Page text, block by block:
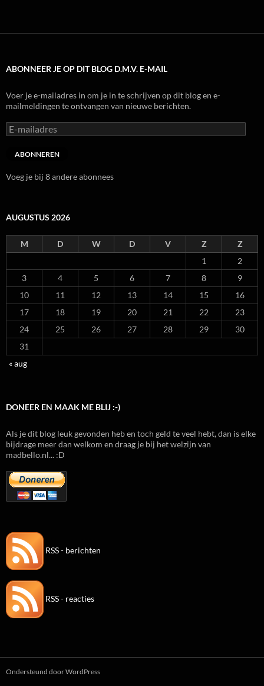
ABONNEER JE OP DIT BLOG D.M.V. E-MAIL
Voer je e-mailadres in om je in te schrijven op dit blog en e-
mailmeldingen te ontvangen van nieuwe berichten.
E-
mailadres
ABONNEREN
Voeg je bij 8 andere abonnees
AUGUSTUS 2026
M D W D V Z
Z
1
2
3
4 5 6 7 8
9
10
11 12 13 14 15
16
17
18 19 20 21 22
23
24
25 26 27 28 29
30
31
« aug
DONEER EN MAAK ME BLIJ :-)
Als je dit blog leuk gevonden heb en toch geld te veel hebt, dan is elke
bijdrage meer dan welkom en draag je bij het welzijn van
madbello.nl... :D
RSS - berichten
RSS - reacties
Ondersteund door WordPress